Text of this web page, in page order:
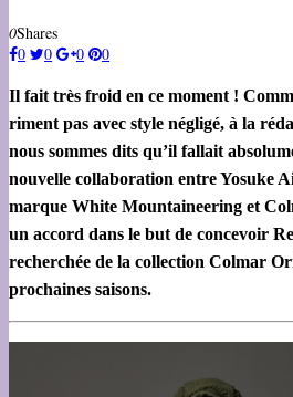
0Shares
0
0 0 0
Il fait très froid en ce moment !
riment pas avec style négligé, à la
nous sommes dits qu’il fallait
nouvelle collaboration entre Yosuke
marque White Mountaineering et
un accord dans le but de concevoir
recherchée de la collection Colmar
prochaines saisons.